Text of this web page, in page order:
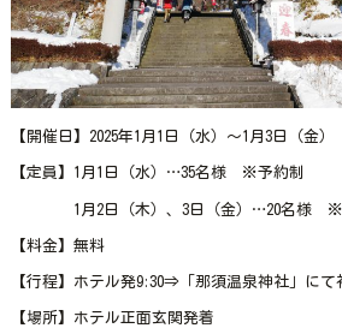
【開催日】2025年1月1日（水）～1月3日（金）
【定員】1月1日（水）…35名様 ※予約制
1月2日（木）、3日（金）…20名様 ※
【料金】無料
【行程】ホテル発9:30⇒「那須温泉神社」に
【場所】ホテル正面玄関発着